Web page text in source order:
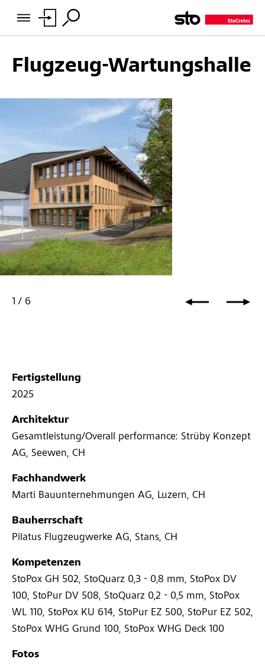
Flugzeug-Wartungshalle
1 / 6
Fertigstellung
2025
Architektur
Gesamtleistung/Overall performance: Strüby Konzept
AG, Seewen, CH
Fachhandwerk
Marti Bauunternehmungen AG, Luzern, CH
Bauherrschaft
Pilatus Flugzeugwerke AG, Stans, CH
Kompetenzen
StoPox GH 502, StoQuarz 0,3 - 0,8 mm, StoPox DV
100, StoPur DV 508, StoQuarz 0,2 - 0,5 mm, StoPox
WL 110, StoPox KU 614, StoPur EZ 500, StoPur EZ 502,
StoPox WHG Grund 100, StoPox WHG Deck 100
Fotos